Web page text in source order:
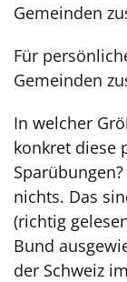
Gemeinden
Für
Gemeinden
In welcher
konkret diese
nichts. Das
(richtig
Bund
der Schweiz